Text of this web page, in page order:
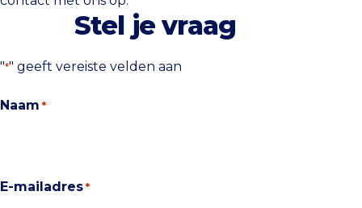
Stel je vraag
"*" geeft vereiste velden aan
Naam *
E-mailadres *